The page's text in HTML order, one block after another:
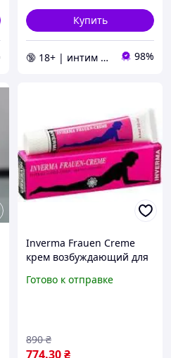
Купить
🔞 18+ | интим интернет-магазин 🍓 98%
Inverma Frauen Creme
крем возбуждающий для
чувствительность
Готово к отправке
774.30₴
890 ₴